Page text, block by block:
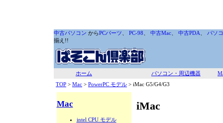
中古パソコン からPCパーツ、 PC-98、 中古Mac、 中古PDA、 パソ
揃え!!
ホーム パソコン・周辺機器
TOP > Mac > PowerPC モデル > iMac G5/G4/G3
Mac
intel CPU モデル
iMac